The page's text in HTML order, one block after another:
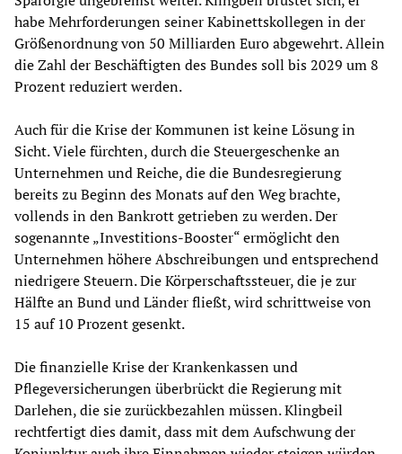
habe Mehrforderungen seiner Kabinettskollegen in der
Größenordnung von 50 Milliarden Euro abgewehrt. Allein
die Zahl der Beschäftigten des Bundes soll bis 2029 um 8
Prozent reduziert werden.
Auch für die Krise der Kommunen ist keine Lösung in
Sicht. Viele fürchten, durch die Steuergeschenke an
Unternehmen und Reiche, die die Bundesregierung
bereits zu Beginn des Monats auf den Weg brachte,
vollends in den Bankrott getrieben zu werden. Der
sogenannte „Investitions-Booster“ ermöglicht den
Unternehmen höhere Abschreibungen und entsprechend
niedrigere Steuern. Die Körperschaftssteuer, die je zur
Hälfte an Bund und Länder fließt, wird schrittweise von
15 auf 10 Prozent gesenkt.
Die finanzielle Krise der Krankenkassen und
Pflegeversicherungen überbrückt die Regierung mit
Darlehen, die sie zurückbezahlen müssen. Klingbeil
rechtfertigt dies damit, dass mit dem Aufschwung der